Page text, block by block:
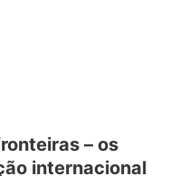
– os
internacional